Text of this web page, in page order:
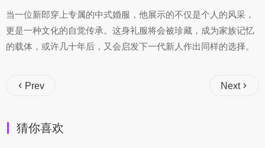
当一位新郎穿上专属的中式婚服，他展示的不仅是个人的风采，
更是一种文化的自觉传承。这身礼服将会被珍藏，成为家族记忆
的载体，或许几十年后，又会启发下一代新人作出同样的选择。
Prev Next
猜你喜欢